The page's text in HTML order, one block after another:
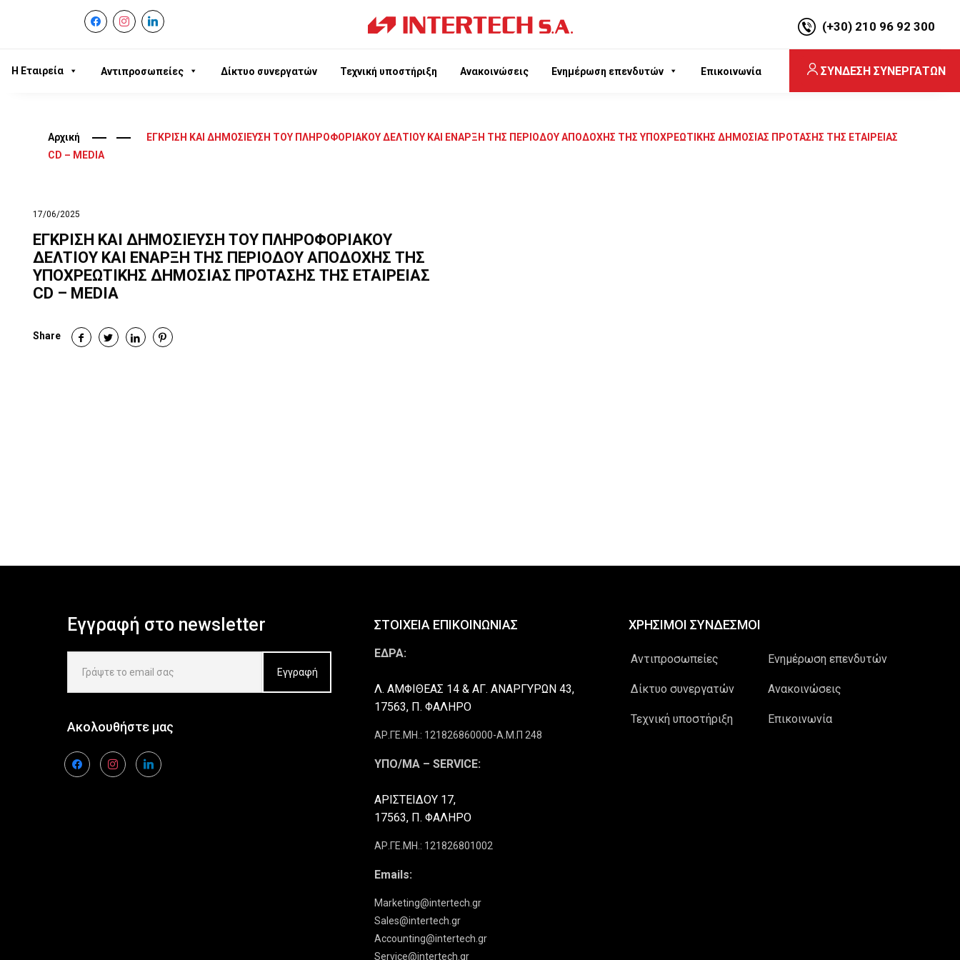
facebookinstagram
linkedin
(+30) 210 96 92 300
Η Εταιρεία Αντιπροσωπείες Δίκτυο συνεργατών Τεχνική υποστήριξη Ανακοινώσεις Ενημέρωση επενδυτών Επικοινωνία ΣΥΝΔΕΣΗ ΣΥΝΕΡΓΑΤΩΝ
Αρχική
ΕΓΚΡΙΣΗ ΚΑΙ ΔΗΜΟΣΙΕΥΣΗ ΤΟΥ ΠΛΗΡΟΦΟΡΙΑΚΟΥ ΔΕΛΤΙΟΥ ΚΑΙ ΕΝΑΡΞΗ ΤΗΣ ΠΕΡΙΟΔΟΥ ΑΠΟΔΟΧΗΣ ΤΗΣ ΥΠΟΧΡΕΩΤΙΚΗΣ ΔΗΜΟΣΙΑΣ ΠΡΟΤΑΣΗΣ ΤΗΣ ΕΤΑΙΡΕΙΑΣ
CD – MEDIA
17/06/2025
ΕΓΚΡΙΣΗ ΚΑΙ ΔΗΜΟΣΙΕΥΣΗ ΤΟΥ ΠΛΗΡΟΦΟΡΙΑΚΟΥ
ΔΕΛΤΙΟΥ ΚΑΙ ΕΝΑΡΞΗ ΤΗΣ ΠΕΡΙΟΔΟΥ ΑΠΟΔΟΧΗΣ ΤΗΣ
ΥΠΟΧΡΕΩΤΙΚΗΣ ΔΗΜΟΣΙΑΣ ΠΡΟΤΑΣΗΣ ΤΗΣ ΕΤΑΙΡΕΙΑΣ
CD – MEDIA
Share
Εγγραφή στο newsletter
Ακολουθήστε μας
facebookinstagramlinkedin
ΣΤΟΙΧΕΙΑ ΕΠΙΚΟΙΝΩΝΙΑΣ
ΕΔΡΑ:
Λ. ΑΜΦΙΘΕΑΣ 14 & ΑΓ. ΑΝΑΡΓΥΡΩΝ 43,
17563, Π. ΦΑΛΗΡΟ
ΑΡ.ΓΕ.ΜΗ.: 121826860000-Α.Μ.Π 248
ΥΠΟ/ΜΑ – SERVICE:
ΑΡΙΣΤΕΙΔΟΥ 17,
17563, Π. ΦΑΛΗΡΟ
ΑΡ.ΓΕ.ΜΗ.: 121826801002
Emails:
Marketing@intertech.gr
Sales@intertech.gr
Accounting@intertech.gr
Service@intertech.gr
ΧΡΗΣΙΜΟΙ ΣΥΝΔΕΣΜΟΙ
Αντιπροσωπείες
Δίκτυο συνεργατών
Τεχνική υποστήριξη
Ενημέρωση επενδυτών
Ανακοινώσεις
Επικοινωνία